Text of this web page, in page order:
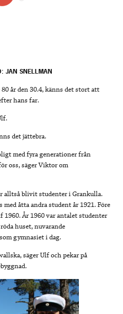
JAN SNELLMAN
år den 30.4, känns det stort att
hans far.
det jättebra.
med fyra generationer från
oss, säger Viktor om
alltså blivit studenter i Grankulla.
åtta andra student år 1921. Före
År 1960 var antalet studenter
huset, nuvarande
gymnasiet i dag.
säger Ulf och pekar på